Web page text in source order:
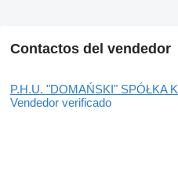
Contactos del vendedor
P.H.U. "DOMAŃSKI" SPÓŁKA
Vendedor verificado